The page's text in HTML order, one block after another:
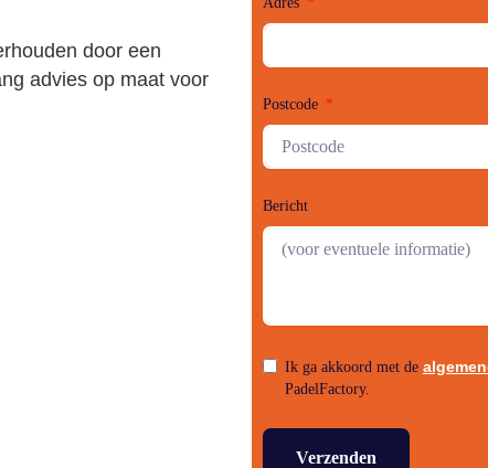
door een
advies op maat voor
Postcode
Bericht
Ik ga akkoord met de
PadelFactory.
Verzenden